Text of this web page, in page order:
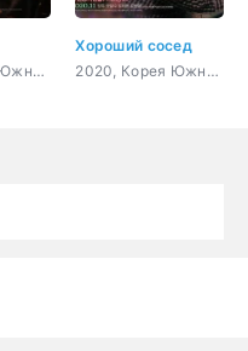
2025, Корея Южная, триллер, мистика, драма
Хороший сосед
2020, Корея Южная, комедия, драма, политика